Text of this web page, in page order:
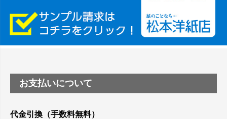
縦420mm×横650mmの包装紙に適した紙はありますか？
お支払いについて
代金引換（手数料無料）